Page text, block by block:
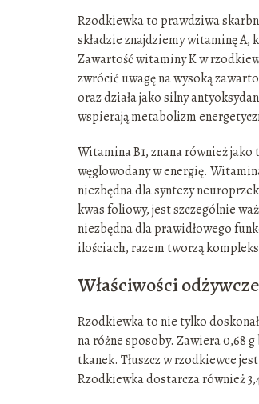
Rzodkiewka to prawdziwa
składzie znajdziemy witaminę
Zawartość witaminy K w
zwrócić uwagę na wysoką
oraz działa jako silny
wspierają metabolizm
Witamina B1, znana również
węglowodany w energię.
niezbędna dla syntezy
kwas foliowy, jest szczególnie
niezbędna dla prawidłowego
ilościach, razem tworzą
Właściwości
Rzodkiewka to nie tylko
na różne sposoby. Zawiera 0,68
tkanek. Tłuszcz w rzodkiewce
Rzodkiewka dostarcza również